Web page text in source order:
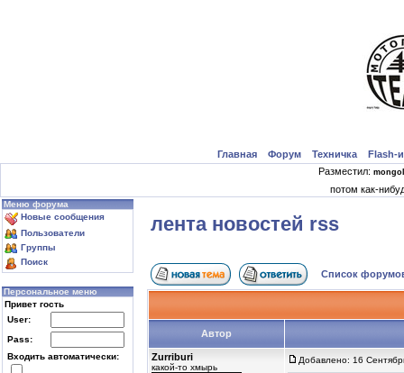
Главная Форум Техничка
Flash-
Разместил:
потом как-
Меню форума
Новые сообщения
Пользователи
Группы
Поиск
Персональное меню
Привет гость
User:
Pass:
Входить автоматически:
лента новостей rss
Список
Автор
Zurriburi
какой-то хмырь
Добавлено: 16